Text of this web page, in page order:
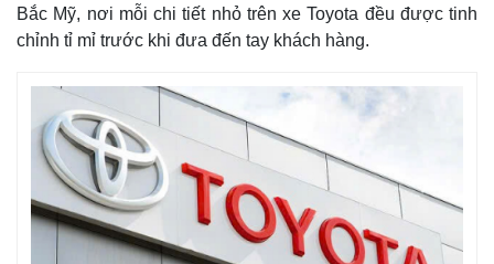
Bắc Mỹ, nơi mỗi chi tiết nhỏ trên xe Toyota đều được tinh
chỉnh tỉ mỉ trước khi đưa đến tay khách hàng.